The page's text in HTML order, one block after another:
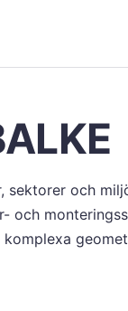
sektorer och
och